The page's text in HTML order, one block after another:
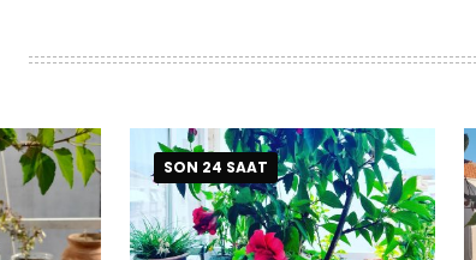
SON 24 SAAT